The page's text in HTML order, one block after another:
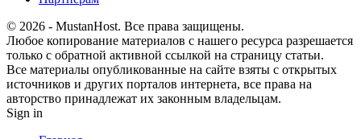
© 2026 - MustanHost. Все права защищены.
Любое копирование материалов с нашего ресурса разрешается
только с обратной активной ссылкой на страницу статьи.
Все материалы опубликованные на сайте взяты с открытых
источников и других порталов интернета, все права на
авторство принадлежат их законным владельцам.
Sign in